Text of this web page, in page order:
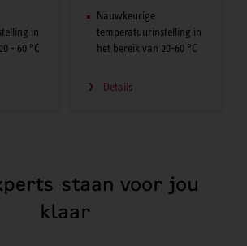
in
- 60 °C
Nauwkeurige
temperatuurinstelling in
het bereik van 20-60 °C
Details
staan voor jou
klaar